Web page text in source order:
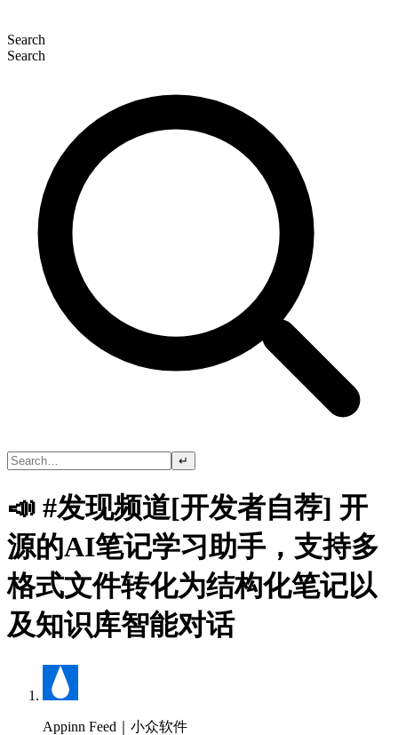
Search
Search
↵
📣 #发现频道[开发者自荐] 开
源的AI笔记学习助手，支持多
格式文件转化为结构化笔记以
及知识库智能对话
Appinn Feed｜小众软件